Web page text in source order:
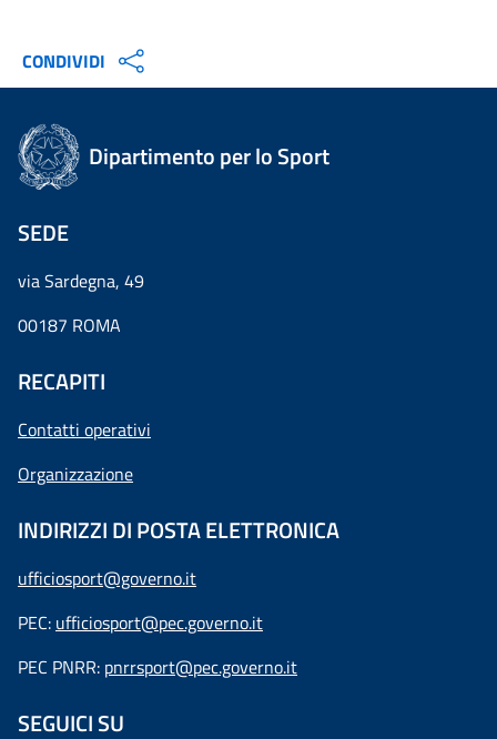
CONDIVIDI
Dipartimento per lo Sport
SEDE
via Sardegna, 49
00187 ROMA
RECAPITI
Contatti operativi
Organizzazione
INDIRIZZI DI POSTA ELETTRONICA
ufficiosport@governo.it
PEC: ufficiosport@pec.governo.it
PEC PNRR: pnrrsport@pec.governo.it
SEGUICI SU